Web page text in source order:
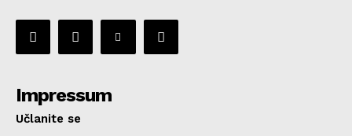
Impressum
Učlanite se